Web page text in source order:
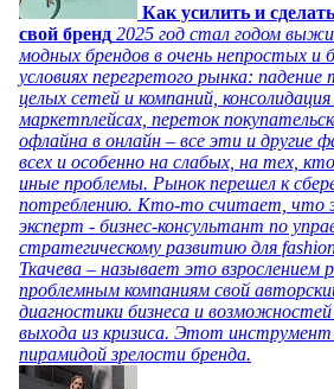
Как усилить и
свой бренд 2025 год стал годом
модных брендов в очень непростых
условиях перегретого рынка:
целых сетей и компаний, консолидация
маркетплейсах, переток
офлайна в онлайн – все эти и другие
всех и особенно на слабых, на тех,
иные проблемы. Рынок перешел к
потреблению. Кто-то считает, что
эксперт - бизнес-консультант по
стратегическому развитию для
Ткачева – называет это взрослением
проблемным компаниям свой
диагностики бизнеса и возможностей
выхода из кризиса. Этот инструмент
пирамидой зрелости бренда.